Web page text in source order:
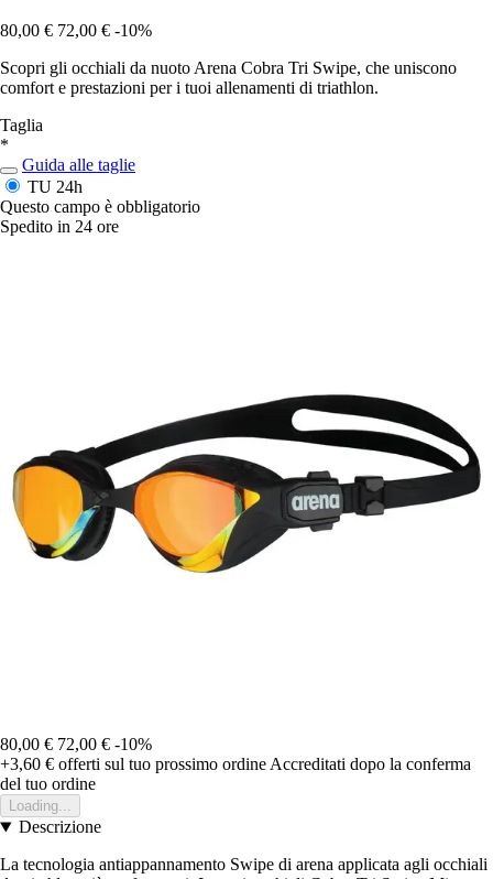
80,00 € 72,00 € -10%
Scopri gli occhiali da nuoto Arena Cobra Tri Swipe, che uniscono
comfort e prestazioni per i tuoi allenamenti di triathlon.
Taglia
*
Guida alle taglie
TU 24h
Questo campo è obbligatorio
Spedito in 24 ore
80,00 € 72,00 € -10%
+3,60 € offerti sul tuo prossimo ordine Accreditati dopo la conferma
del tuo ordine
Loading...
Descrizione
La tecnologia antiappannamento Swipe di arena applicata agli occhiali